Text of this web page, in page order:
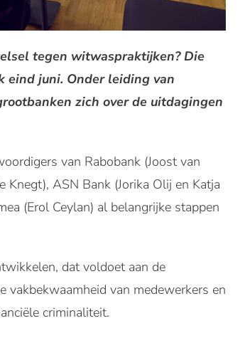
tegen witwaspraktijken? Die
eind juni. Onder leiding van
zich over de uitdagingen
van Rabobank (Joost van
ASN Bank (Jorika Olij en Katja
(Erol Ceylan) al belangrijke stappen
dat voldoet aan de
vakbekwaamheid van medewerkers en
criminaliteit.